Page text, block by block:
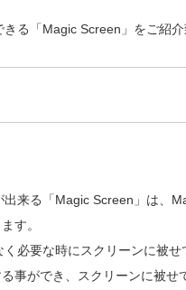
る「Magic Screen」をご紹介
来る「Magic Screen」は、
す。
必要な時にスクリーンに被
事ができ、スクリーンに被せ